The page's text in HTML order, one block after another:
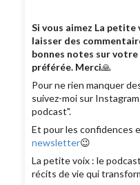
Si vous aimez La
laisser des
bonnes notes sur
préférée. Merci🙏
Pour ne rien manquer
suivez-moi sur
podcast".
Et pour les confidences
newsletter😉
La petite voix : le
récits de vie qui